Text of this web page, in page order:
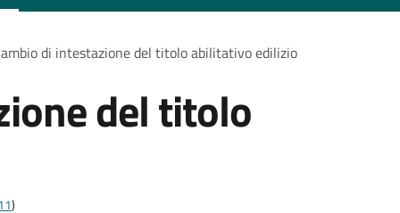
di intestazione del titolo abilitativo edilizio
del titolo
)